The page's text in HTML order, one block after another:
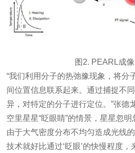
图2. PEARL成
“我们利用分子的热弛豫现象，将分
间位置信息联系起来。通过捕捉不
异，对特定的分子进行定位。”张德
空里星星“眨眼睛”的情景，星星忽
由于大气密度分布不均匀造成光线
技术就好比通过‘眨眼’的快慢程度